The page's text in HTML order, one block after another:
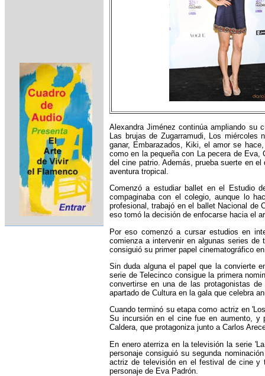
Alexandra Jiménez continúa ampliando su
Las brujas de Zugarramudi, Los
ganar, Embarazados, Kiki, el amor se
como en la pequeña con La pecera de
del cine patrio. Además, prueba suerte en
aventura tropical.
Comenzó a estudiar ballet en el Estudio
compaginaba con el colegio, aunque lo
profesional, trabajó en el ballet Nacional de
eso tomó la decisión de enfocarse hacia el
Por eso comenzó a cursar estudios en
comienza a intervenir en algunas series
consiguió su primer papel cinematográfico
Sin duda alguna el papel que la convierte
serie de Telecinco consigue la primera
convertirse en una de las protagonistas
apartado de Cultura en la gala que celebra
Cuando terminó su etapa como actriz en
Su incursión en el cine fue en aumento, y
Caldera, que protagoniza junto a Carlos
En enero aterriza en la televisión la serie
personaje consiguió su segunda
actriz de televisión en el festival de cine y
personaje de Eva Padrón.